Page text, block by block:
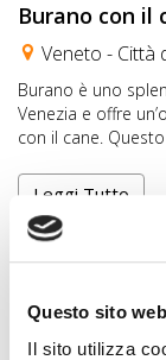
Questo sito
Il sito utilizza
Burano con il
Veneto - Città
Burano è uno
Venezia e offre
con il cane.
Leggi Tutto